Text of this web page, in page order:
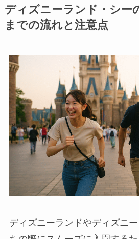
ディズニーランド・シー
までの流れと注意点
ディズニーランドやディズニ